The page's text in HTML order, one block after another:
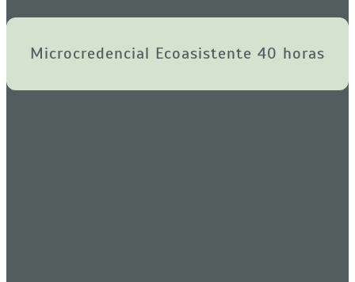
Microcredencial Ecoasistente 40 horas